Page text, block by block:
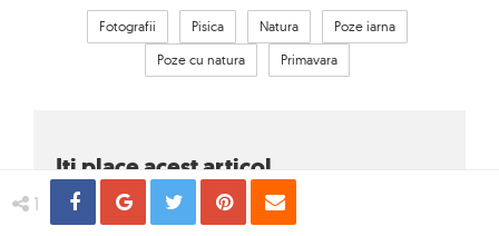
1 Share Distribuie
Tweet Pin
Fotografii Pisica Natura
Poze iarna
Poze cu natura
Primavara
Iti place acest articol
?